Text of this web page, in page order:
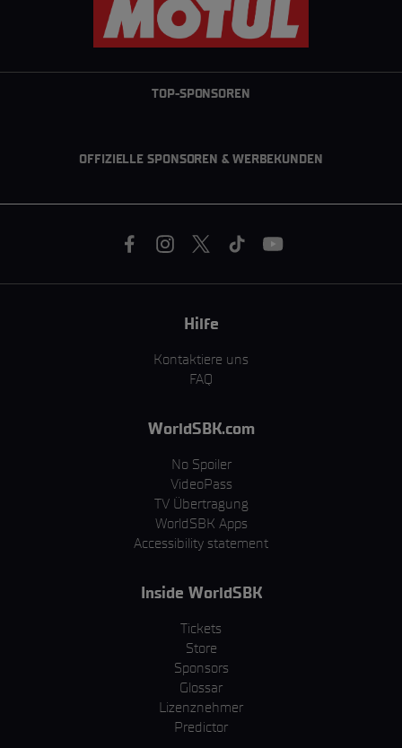
TOP-SPONSOREN
OFFIZIELLE SPONSOREN & WERBEKUNDEN
Hilfe
Kontaktiere uns
FAQ
WorldSBK.com
No Spoiler
VideoPass
TV Übertragung
WorldSBK Apps
Accessibility statement
Inside WorldSBK
Tickets
Store
Sponsors
Glossar
Lizenznehmer
Predictor